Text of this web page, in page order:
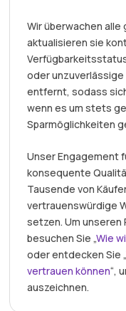
Wir überwachen
aktualisieren sie
oder
entfernt, sodass
wenn es um stets
Sparmöglichkeiten
Unser Engagement
konsequente
Tausende von
vertrauenswürdige
setzen. Um unseren
besuchen Sie „Wie
oder entdecken Sie „
vertrauen können“,
auszeichnen.